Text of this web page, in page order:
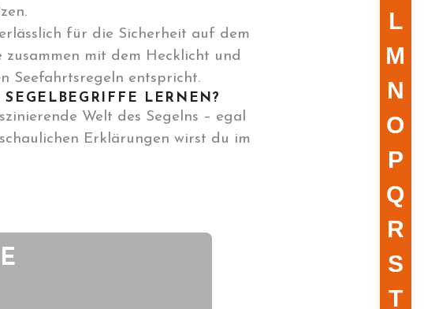
L
M
N
O
P
Q
R
S
T
für die Sicherheit auf dem
mit dem Hecklicht und
Seefahrtsregeln entspricht.
LERNEN?
Welt des Segelns – egal
Erklärungen wirst du im